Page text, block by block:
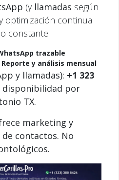
(y llamadas según
optimización continua
constante.
trazable
Reporte y análisis mensual
y llamadas): +1 323
disponibilidad por
TX.
marketing y
contactos. No